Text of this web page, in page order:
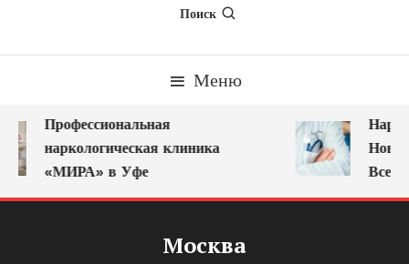
Поиск
Меню
Профессиональная
наркологическая клиника
«МИРА» в Уфе
Москва